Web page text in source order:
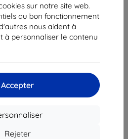
sur notre site web.
au bon fonctionnement
nous aident à
à personnaliser le contenu
Accepter
Rejeter
2A
: